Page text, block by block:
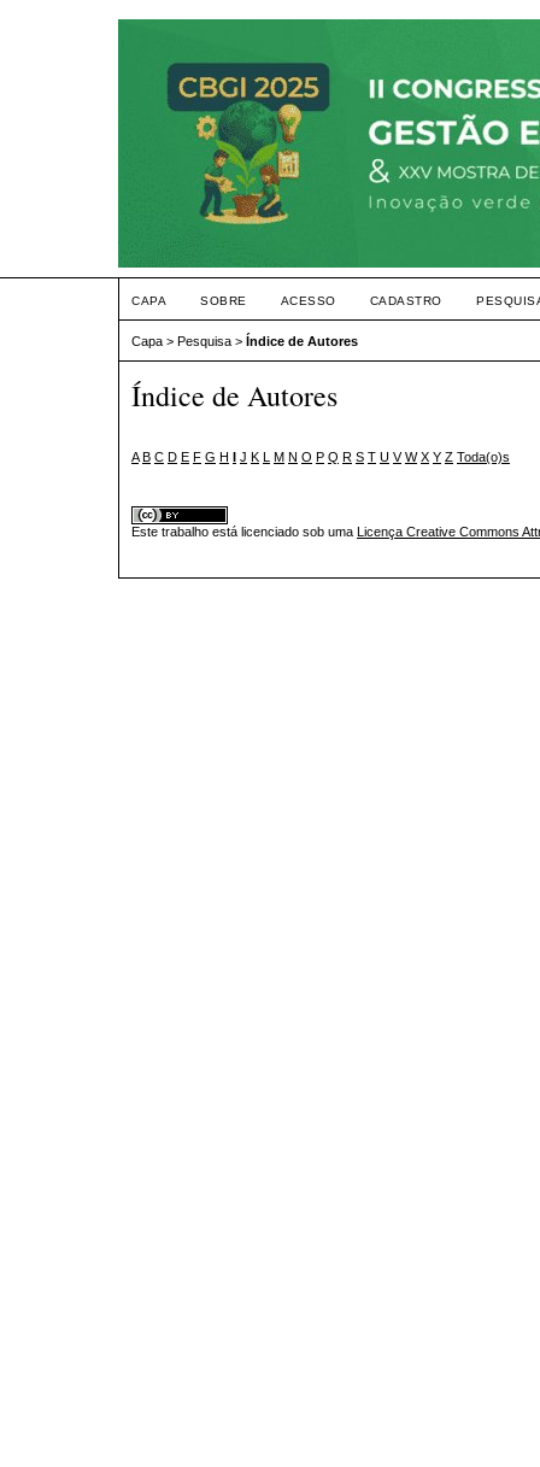
CAPA SOBRE ACESSO CADASTRO
Capa > Pesquisa > Índice de Autores
Índice de Autores
A B C D E F G H I J K L M N O P Q R S T U V W X Y Z Toda(o)s
Este trabalho está licenciado sob uma Licença Creative Commons